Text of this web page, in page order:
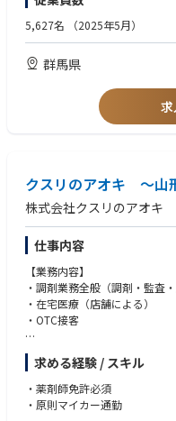
能です。
5,627名 （2025年5月）
群馬県
クスリのアオキ ～山
株式会社クスリのアオキ
仕事内容
【業務内容】
・調剤業務全般（調剤・監査
・在宅医療（店舗による）
・OTC接客
【特徴】
・調剤とドラッグストア（物
剤業務に集中してお仕事が可能
・ロードサイドに多く展開し
求める経験 / スキル
・薬剤師免許必須
・原則マイカー通勤